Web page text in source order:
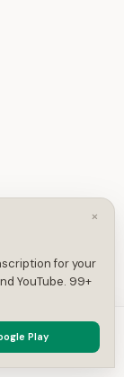
possamos
no
do item e
×
for your
YouTube. 99+
Play